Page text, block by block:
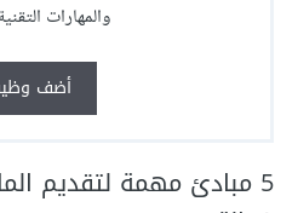
والمهارات
أضف
5 مبادئ مهمة لتقديم